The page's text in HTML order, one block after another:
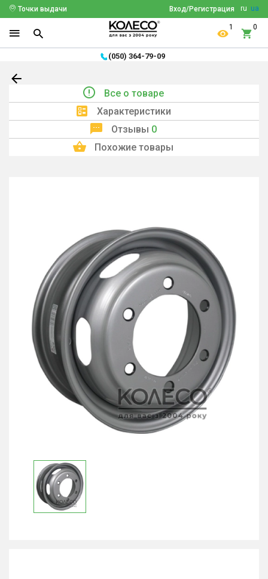
ru ua
Вход/Регистрация
Точки выдачи
1 0
(050) 364-79-09
Все о товаре
Характеристики
Отзывы 0
Похожие товары